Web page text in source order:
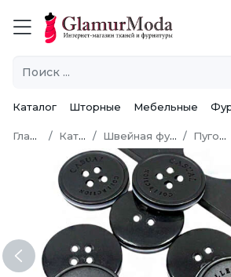
Каталог Шторные Мебельные
Главная Каталог Швейная фурнитура Пуговицы
Previous